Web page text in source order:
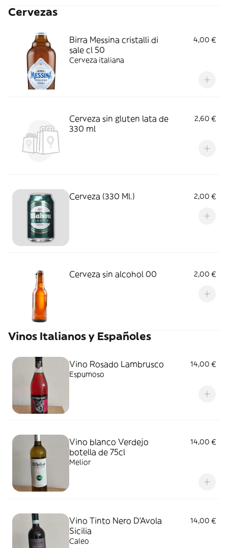
Cervezas
Birra Messina cristalli di
sale cl 50
4,00 €
Cerveza italiana
Cerveza sin gluten lata de
330 ml
2,60 €
Cerveza (330 Ml.) 2,00 €
Cerveza sin alcohol 00 2,00 €
Vinos Italianos y Españoles
Vino Rosado Lambrusco
14,00 €
Espumoso
Vino blanco Verdejo
botella de 75cl
14,00 €
Melior
Vino Tinto Nero D'Avola
Sicilia
14,00 €
Caleo